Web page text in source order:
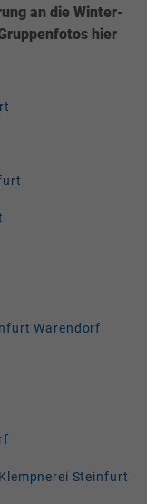
an die Winter-
hier
Warendorf
Steinfurt